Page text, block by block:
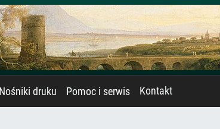
Nośniki druku Pomoc i serwis Kontakt